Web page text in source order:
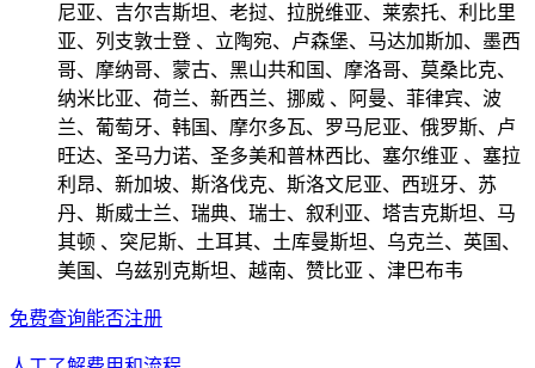
尼亚、吉尔吉斯坦、老挝、拉脱维亚、莱索托、利比里
亚、列支敦士登 、立陶宛、卢森堡、马达加斯加、墨西
哥、摩纳哥、蒙古、黑山共和国、摩洛哥、莫桑比克、
纳米比亚、荷兰、新西兰、挪威 、阿曼、菲律宾、波
兰、葡萄牙、韩国、摩尔多瓦、罗马尼亚、俄罗斯、卢
旺达、圣马力诺、圣多美和普林西比、塞尔维亚 、塞拉
利昂、新加坡、斯洛伐克、斯洛文尼亚、西班牙、苏
丹、斯威士兰、瑞典、瑞士、叙利亚、塔吉克斯坦、马
其顿 、突尼斯、土耳其、土库曼斯坦、乌克兰、英国、
美国、乌兹别克斯坦、越南、赞比亚 、津巴布韦
免费查询能否注册